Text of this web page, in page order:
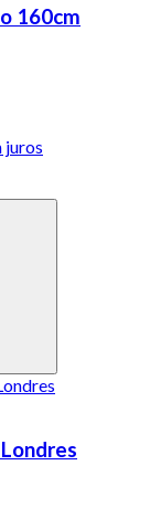
160cm
juros